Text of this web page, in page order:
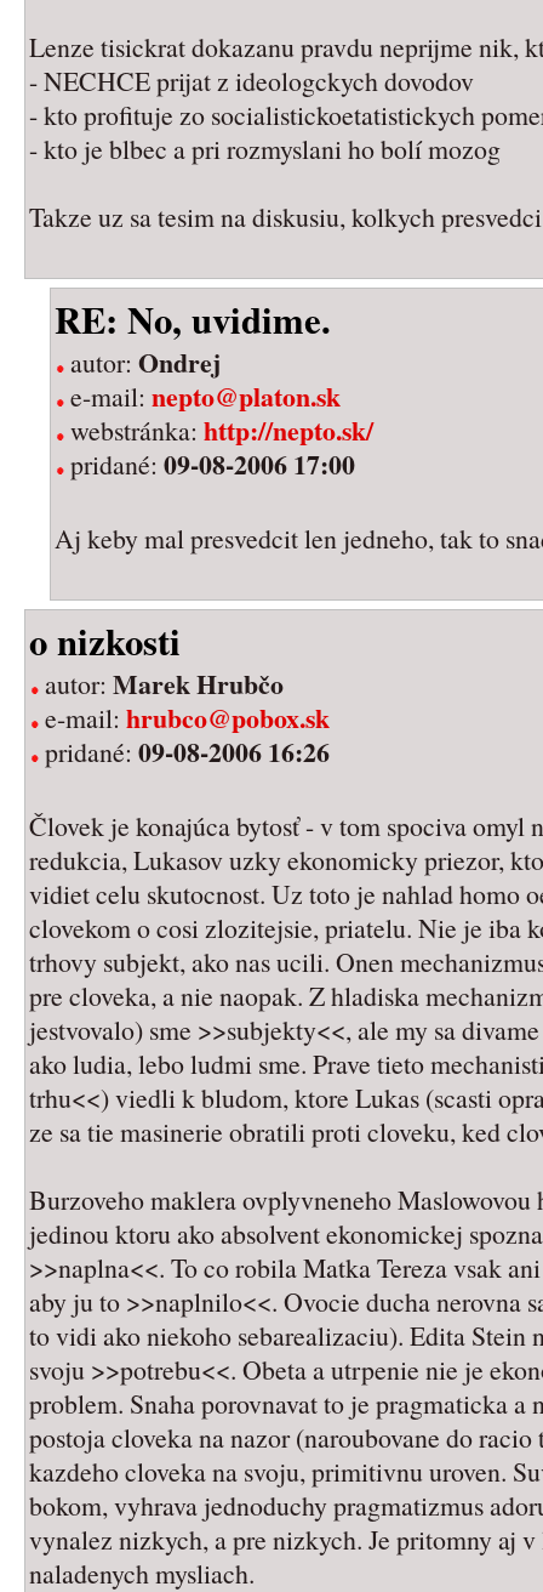
Lenze tisickrat dokazanu pravdu neprijme nik,
- NECHCE prijat z ideologckych dovodov
- kto profituje zo socialistickoetatistickych
- kto je blbec a pri rozmyslani ho bolí mozog
Takze uz sa tesim na diskusiu, kolkych
RE: No, uvidime.
autor: Ondrej
e-mail: nepto@platon.sk
webstránka: http://nepto.sk/
pridané: 09-08-2006 17:00
Aj keby mal presvedcit len jedneho, tak to
o nizkosti
autor: Marek Hrubčo
e-mail: hrubco@pobox.sk
pridané: 09-08-2006 16:26
Človek je konajúca bytosť - v tom spociva omyl
redukcia, Lukasov uzky ekonomicky priezor,
vidiet celu skutocnost. Uz toto je nahlad homo
clovekom o cosi zlozitejsie, priatelu. Nie je iba
trhovy subjekt, ako nas ucili. Onen
pre cloveka, a nie naopak. Z hladiska
jestvovalo) sme >>subjekty<<, ale my sa
ako ludia, lebo ludmi sme. Prave tieto
trhu<<) viedli k bludom, ktore Lukas (scasti
ze sa tie masinerie obratili proti cloveku, ked
Burzoveho maklera ovplyvneneho Maslowovou
jedinou ktoru ako absolvent ekonomickej
>>naplna<<. To co robila Matka Tereza vsak
aby ju to >>naplnilo<<. Ovocie ducha nerovna
to vidi ako niekoho sebarealizaciu). Edita Stein
svoju >>potrebu<<. Obeta a utrpenie nie je
problem. Snaha porovnavat to je pragmaticka a
postoja cloveka na nazor (naroubovane do
kazdeho cloveka na svoju, primitivnu uroven.
bokom, vyhrava jednoduchy pragmatizmus
vynalez nizkych, a pre nizkych. Je pritomny aj
naladenych mysliach.